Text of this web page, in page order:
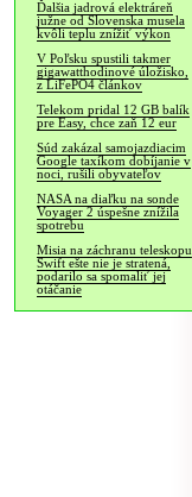
Ďalšia jadrová elektráreň
južne od Slovenska musela
kvôli teplu znížiť výkon
V Poľsku spustili takmer
gigawatthodinové úložisko,
z LiFePO4 článkov
Telekom pridal 12 GB balík
pre Easy, chce zaň 12 eur
Súd zakázal samojazdiacim
Google taxíkom dobíjanie v
noci, rušili obyvateľov
NASA na diaľku na sonde
Voyager 2 úspešne znížila
spotrebu
Misia na záchranu teleskopu
Swift ešte nie je stratená,
podarilo sa spomaliť jej
otáčanie